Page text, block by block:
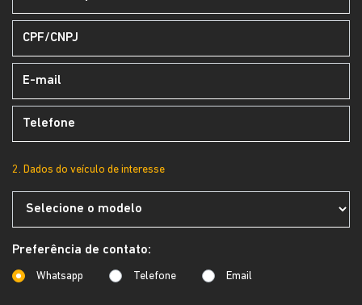
2. Dados do veículo de interesse
Preferência de contato:
Whatsapp Telefone Email